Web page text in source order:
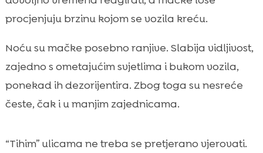
procjenjuju brzinu kojom se vozila kreću.
Noću su mačke posebno ranjive. Slabija vidljivost,
zajedno s ometajućim svjetlima i bukom vozila,
ponekad ih dezorijentira. Zbog toga su nesreće
česte, čak i u manjim zajednicama.
“Tihim” ulicama ne treba se pretjerano vjerovati.